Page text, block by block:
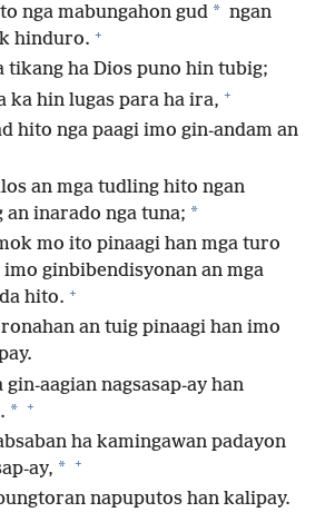
nga mabungahon gud * ngan
hinduro. +
tikang ha Dios puno hin tubig;
ka hin lugas para ha ira, +
hito nga paagi imo gin-andam an
an mga tudling hito ngan
an inarado nga tuna; *
mo ito pinaagi han mga turo
ginbibendisyonan an mga
hito. +
an tuig pinaagi han imo
aagian nagsasap-ay han
* +
ha kamingawan padayon
ay, * +
napuputos han kalipay.